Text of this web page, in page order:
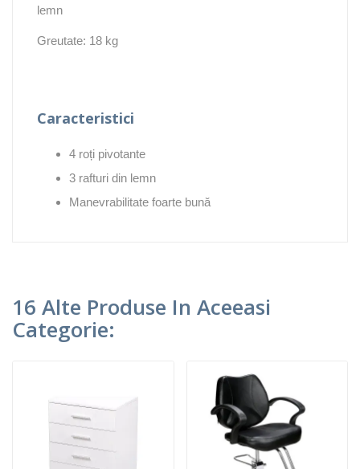
lemn
Greutate: 18 kg
Caracteristici
4 roți pivotante
3 rafturi din lemn
Manevrabilitate foarte bună
16 Alte Produse In Aceeasi
Categorie: